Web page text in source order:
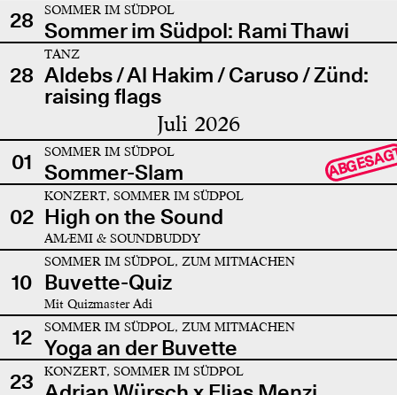
28
SOMMER IM SÜDPOL
Sommer im Südpol: Rami Thawi
28
TANZ
Aldebs / Al Hakim / Caruso / Zünd:
raising flags
Juli 2026
01 SOMMER IM SÜDPOL
Sommer-Slam
02
KONZERT, SOMMER IM SÜDPOL
High on the Sound
AMÆMI & SOUNDBUDDY
10
SOMMER IM SÜDPOL, ZUM MITMACHEN
Buvette-Quiz
Mit Quizmaster Adi
12 SOMMER IM SÜDPOL, ZUM MITMACHEN
Yoga an der Buvette
23
KONZERT, SOMMER IM SÜDPOL